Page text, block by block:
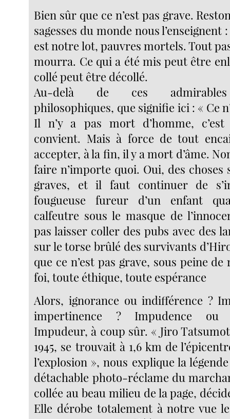
Bien sûr que ce n’est pas grave.
sagesses du monde nous l’enseignent
est notre lot, pauvres mortels. Tout
mourra. Ce qui a été mis peut être
collé peut être décollé.
Au-delà de ces admirables
philosophiques, que signifie ici : « Ce
Il n’y a pas mort d’homme,
convient. Mais à force de tout
accepter, à la fin, il y a mort d’âme.
faire n’importe quoi. Oui, des choses
graves, et il faut continuer de
fougueuse fureur d’un enfant
calfeutre sous le masque de
pas laisser coller des pubs avec des
sur le torse brûlé des survivants
que ce n’est pas grave, sous peine
foi, toute éthique, toute espérance
Alors, ignorance ou indifférence ?
impertinence ? Impudence ou
Impudeur, à coup sûr. « Jiro
1945, se trouvait à 1,6 km de
l’explosion », nous explique la
détachable photo-réclame du
collée au beau milieu de la page,
Elle dérobe totalement à notre vue